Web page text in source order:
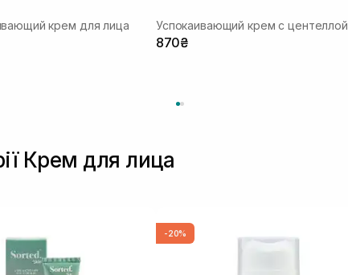
крем для лица Успокаивающий крем с центеллой
870₴
Крем для лица
-20%